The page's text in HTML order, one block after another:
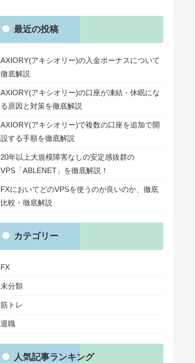
最近の投稿
AXIORY(アキシオリー)の入金ボーナスについて
徹底解説
AXIORY(アキシオリー)の口座が凍結・休眠にな
る原因と対策を徹底解説
AXIORY(アキシオリー)で複数の口座を追加で開
設する手順を徹底解説
20年以上大規模障害なしの安定感抜群の
VPS「ABLENET」を徹底解説！
FXにおいてどのVPSを使うのが良いのか、徹底
比較・徹底解説
カテゴリー
FX
未分類
筋トレ
退職
人気記事ランキング